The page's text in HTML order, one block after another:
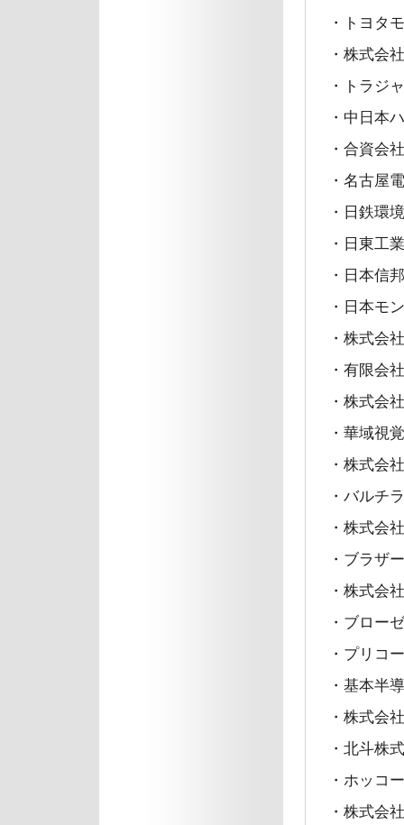
・トヨタ
・株式会
・トラジ
・中日本
・合資会
・名古屋
・日鉄環
・日東工
・日本信
・日本モ
・株式会
・有限会
・株式会
・華域視
・株式会
・バルチ
・株式会
・ブラザ
・株式会
・ブロー
・プリコ
・基本半
・株式会
・北斗株
・ホッコ
・株式会